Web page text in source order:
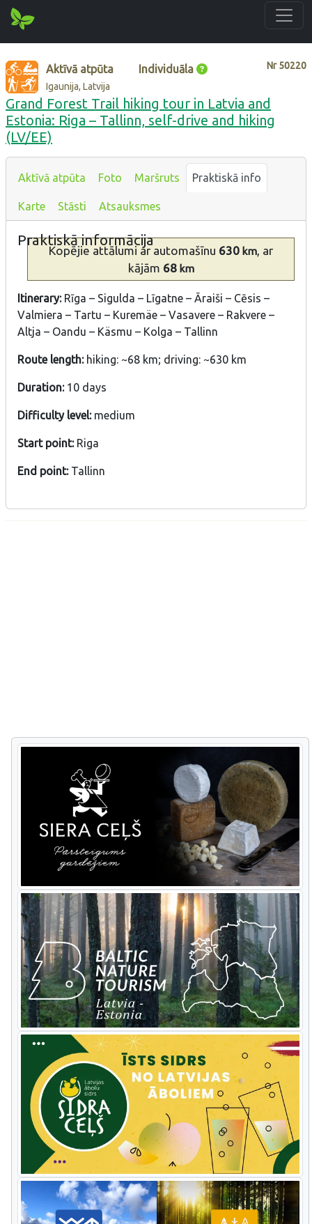
Nr50220
Aktīvā atpūta Individuāla
Igaunija, Latvija
Grand Forest Trail hiking tour in Latvia and
Estonia: Riga – Tallinn, self-drive and hiking
(LV/EE)
Aktīvā atpūta Foto Maršruts Praktiskā info
Karte Stāsti Atsauksmes
Praktiskā informācija
Kopējie attālumi ar automašīnu 630 km, ar
kājām 68km
Itinerary:Rīga – Sigulda – Līgatne – Āraiši – Cēsis –
Valmiera – Tartu – Kuremäe – Vasavere – Rakvere –
Altja – Oandu – Käsmu – Kolga – Tallinn
Route length:hiking: ~68 km; driving: ~630 km
Duration:10 days
Difficulty level:medium
Start point:Riga
End point:Tallinn